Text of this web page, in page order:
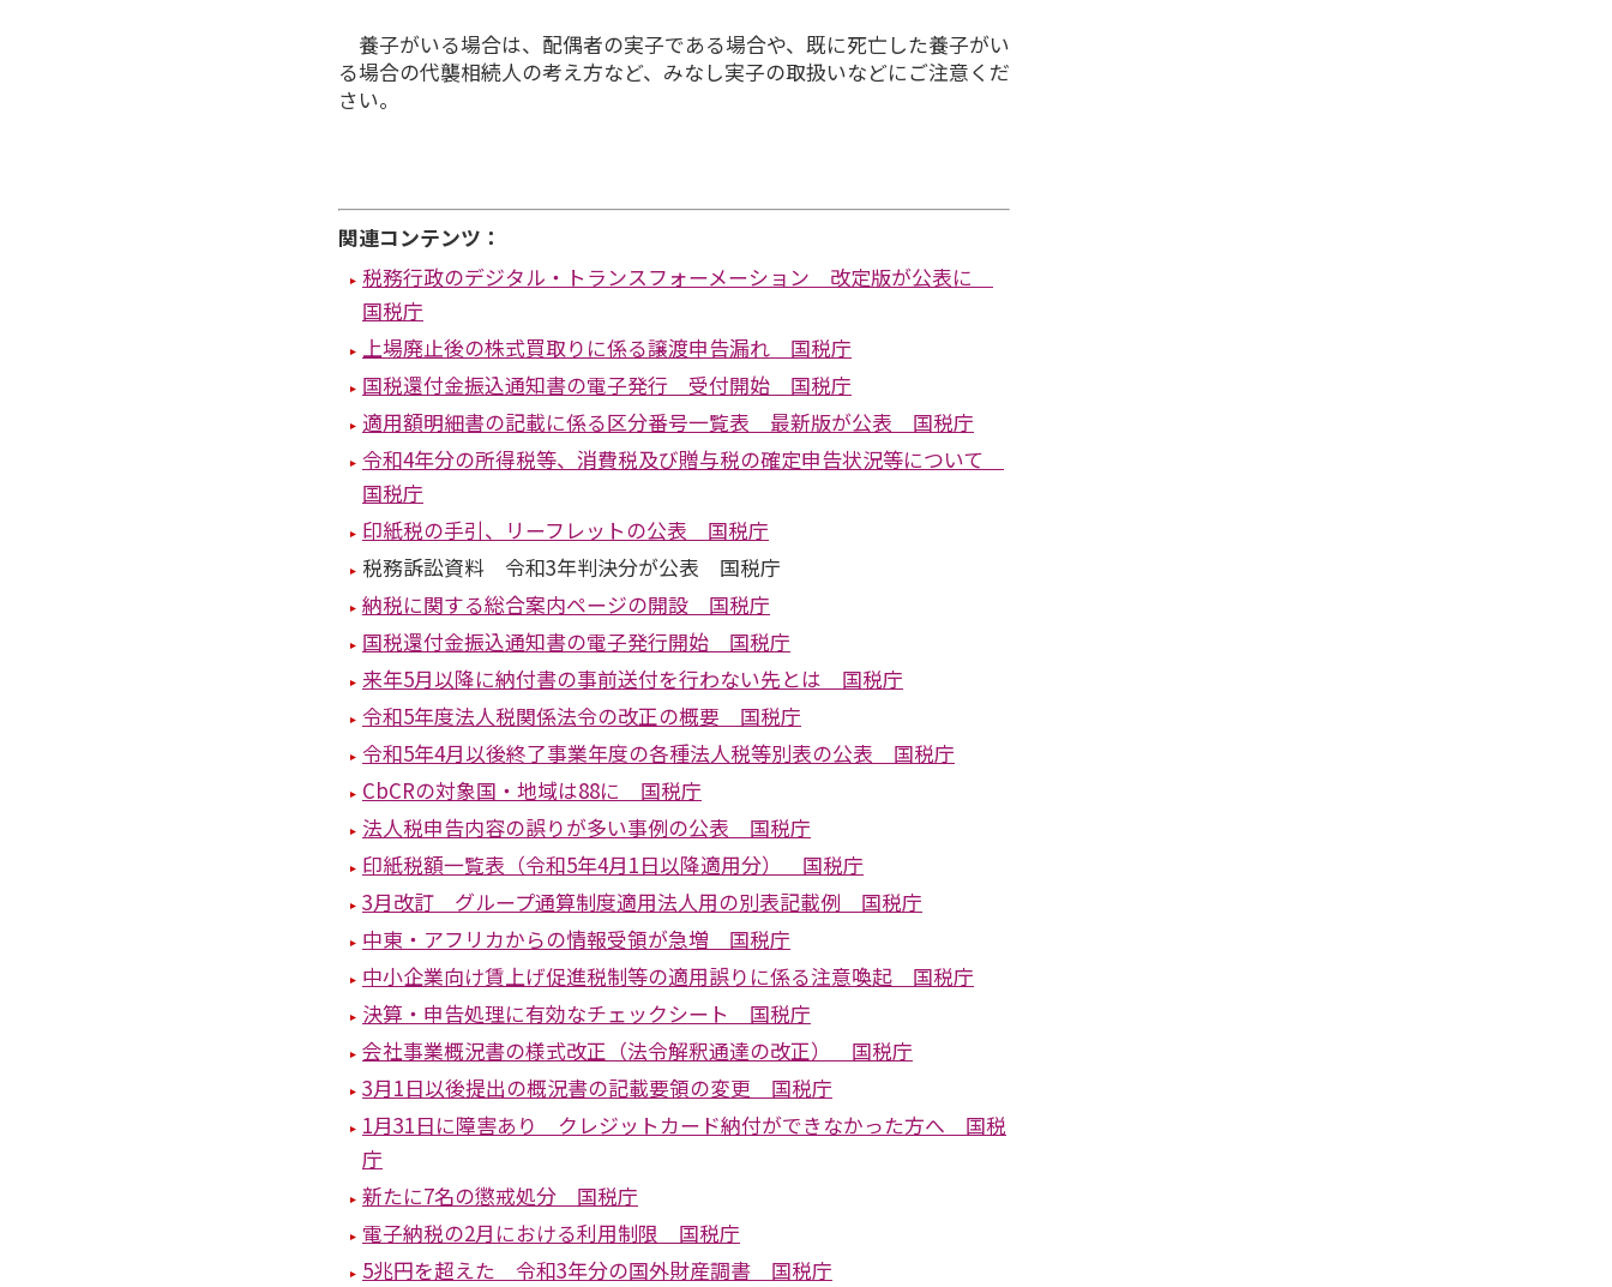
養子がいる場合は、配偶者の実子である場合や、既に死亡した養子がい
る場合の代襲相続人の考え方など、みなし実子の取扱いなどにご注意くだ
さい。
関連コンテンツ：
税務行政のデジタル・トランスフォーメーション 改定版が公表に
国税庁
上場廃止後の株式買取りに係る譲渡申告漏れ 国税庁
国税還付金振込通知書の電子発行 受付開始 国税庁
適用額明細書の記載に係る区分番号一覧表 最新版が公表 国税庁
令和4年分の所得税等、消費税及び贈与税の確定申告状況等について
国税庁
印紙税の手引、リーフレットの公表 国税庁
税務訴訟資料 令和3年判決分が公表 国税庁
納税に関する総合案内ページの開設 国税庁
国税還付金振込通知書の電子発行開始 国税庁
来年5月以降に納付書の事前送付を行わない先とは 国税庁
令和5年度法人税関係法令の改正の概要 国税庁
令和5年4月以後終了事業年度の各種法人税等別表の公表 国税庁
CbCRの対象国・地域は88に 国税庁
法人税申告内容の誤りが多い事例の公表 国税庁
印紙税額一覧表（令和5年4月1日以降適用分） 国税庁
3月改訂 グループ通算制度適用法人用の別表記載例 国税庁
中東・アフリカからの情報受領が急増 国税庁
中小企業向け賃上げ促進税制等の適用誤りに係る注意喚起 国税庁
決算・申告処理に有効なチェックシート 国税庁
会社事業概況書の様式改正（法令解釈通達の改正） 国税庁
3月1日以後提出の概況書の記載要領の変更 国税庁
1月31日に障害あり クレジットカード納付ができなかった方へ 国税
庁
新たに7名の懲戒処分 国税庁
電子納税の2月における利用制限 国税庁
5兆円を超えた 令和3年分の国外財産調書 国税庁